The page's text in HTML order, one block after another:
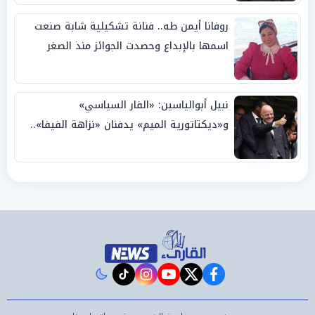
روفانا أيمن طه.. فنانة تشكيلية شابة صنعت
اسمها بالإبداع وحصدت الجوائز منذ الصغر
نبيل أبوالياسين: «الفار السياسي»
و«ديكتاتورية الميم» يدفنان «نزاهة الفيفا»..
facebook
twitter
youtube
instagram
tiktok